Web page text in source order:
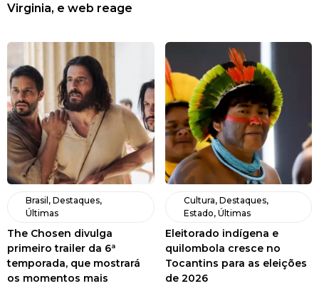
Virginia, e web reage
Brasil , Destaques,
Últimas
The Chosen divulga
primeiro trailer da 6ª
temporada, que mostrará
os momentos mais
Cultura, Destaques,
Estado, Últimas
Eleitorado indígena e
quilombola cresce no
Tocantins para as eleições
de 2026